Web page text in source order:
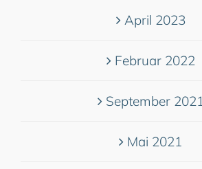
April 2023
Februar 2022
September 2021
Mai 2021